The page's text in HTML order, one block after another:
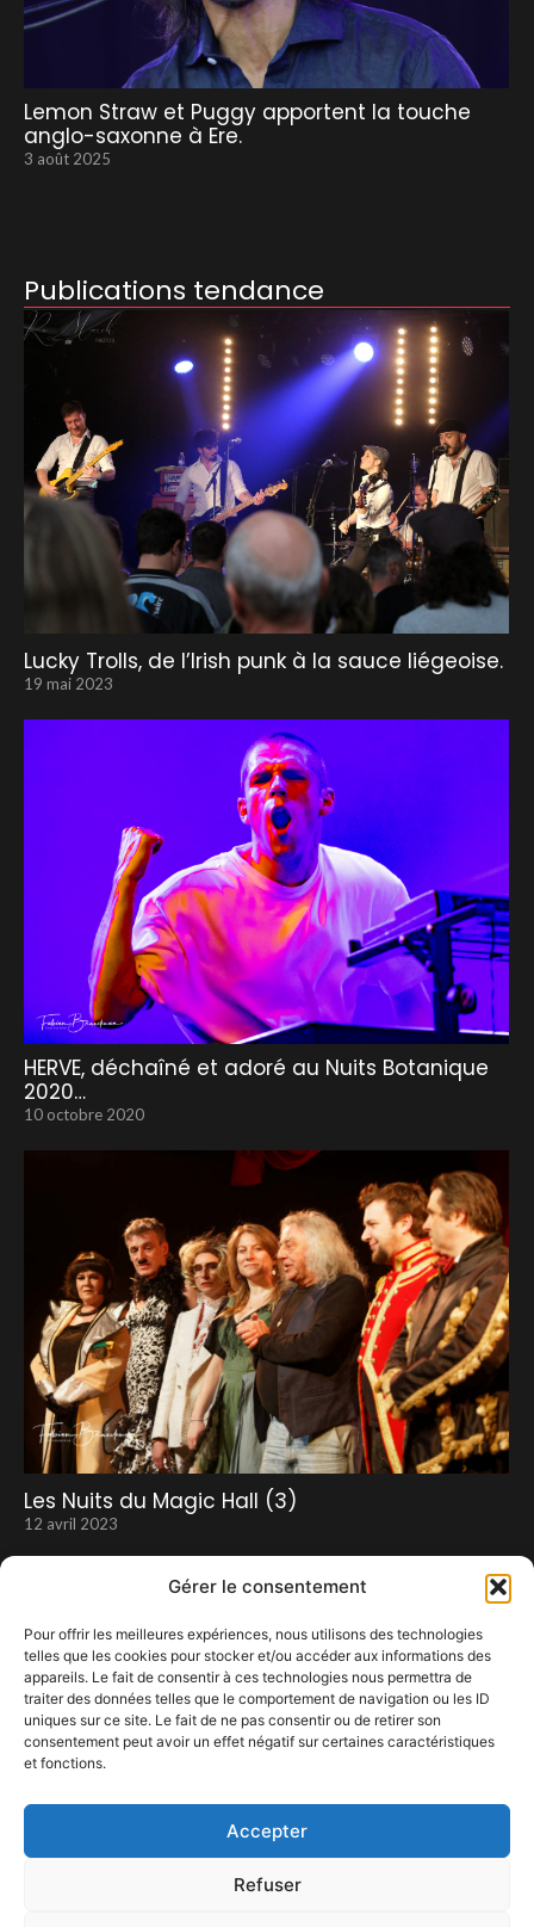
Gérer le consentement
Pour offrir les meilleures expériences, nous utilisons des technologies
telles que les cookies pour stocker et/ou accéder aux informations des
appareils. Le fait de consentir à ces technologies nous permettra de
traiter des données telles que le comportement de navigation ou les ID
uniques sur ce site. Le fait de ne pas consentir ou de retirer son
consentement peut avoir un effet négatif sur certaines caractéristiques
et fonctions.
Accepter
Refuser
Lemon Straw et Puggy apportent la touche
anglo-saxonne à Ere.
3 août 2025
Publications tendance
Lucky Trolls, de l’Irish punk à la sauce liégeoise.
19 mai 2023
HERVE, déchaîné et adoré au Nuits Botanique
2020…
10 octobre 2020
Les Nuits du Magic Hall (3)
12 avril 2023
13 octobre 2023